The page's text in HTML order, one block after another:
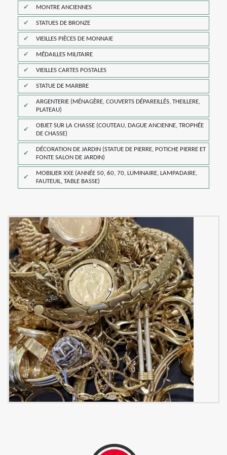
MONTRE ANCIENNES
STATUES DE BRONZE
VIEILLES PIÈCES DE MONNAIE
MÉDAILLES MILITAIRE
VIEILLES CARTES POSTALES
STATUE DE MARBRE
ARGENTERIE (MÉNAGÈRE, COUVERTS DÉPAREILLÉS, THEILLERE,
PLATEAU)
OBJET SUR LA CHASSE (COUTEAU, DAGUE ANCIENNE, TROPHÉE
DE CHASSE)
DÉCORATION DE JARDIN (STATUE DE PIERRE, POTICHE PIERRE ET
FONTE SALON DE JARDIN)
MOBILIER XXE (ANNÉE 50, 60, 70, LUMINAIRE, LAMPADAIRE,
FAUTEUIL, TABLE BASSE)